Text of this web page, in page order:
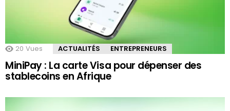
20 Vues ACTUALITÉS ENTREPRENEURS
MiniPay : La carte Visa pour dépenser des
stablecoins en Afrique